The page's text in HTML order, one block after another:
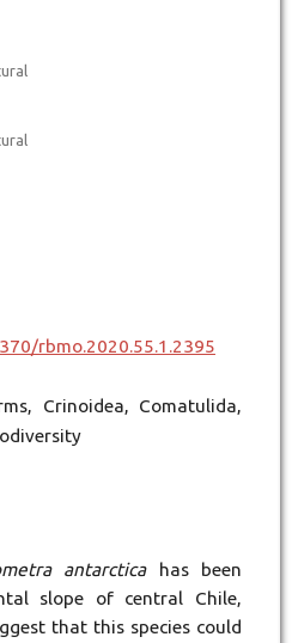
rbmo.2020.55.1.2395
Crinoidea, Comatulida,
antarcticahas been
slope of central Chile,
that this species could